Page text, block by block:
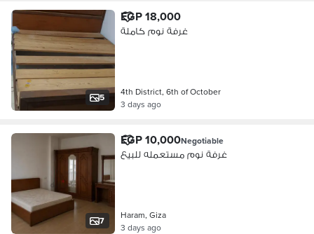
5
EGP 18,000
غرفة نوم كاملة
4th District, 6th of October
3 days ago
7
EGP 10,000Negotiable
غرفة نوم مستعمله للبيع
Haram, Giza
3 days ago